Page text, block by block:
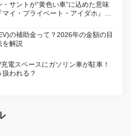
サントが“黄色い車”に込めた意味
マイ・プライベート・アイダホ』が
マスター版で復活
の補助金って？2026年の金額の目
を解説
電スペースにガソリン車が駐車！
われる？